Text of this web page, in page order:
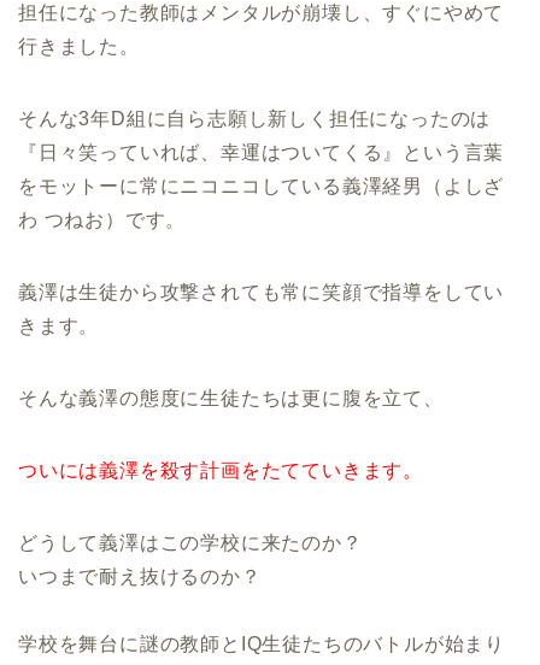
担任になった教師はメンタルが崩壊し、すぐにやめて
行きました。
そんな3年D組に自ら志願し新しく担任になったのは
『日々笑っていれば、幸運はついてくる』という言葉
をモットーに常にニコニコしている義澤経男（よしざ
わ つねお）です。
義澤は生徒から攻撃されても常に笑顔で指導をしてい
きます。
そんな義澤の態度に生徒たちは更に腹を立て、
ついには義澤を殺す計画をたてていきます。
どうして義澤はこの学校に来たのか？
いつまで耐え抜けるのか？
学校を舞台に謎の教師とIQ生徒たちのバトルが始まり